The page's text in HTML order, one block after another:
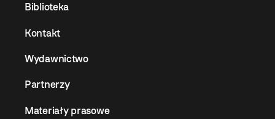
Biblioteka
Kontakt
Wydawnictwo
Partnerzy
Materiały prasowe